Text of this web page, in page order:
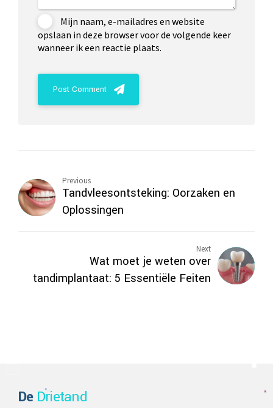
Mijn naam, e-mailadres en website
opslaan in deze browser voor de volgende keer
wanneer ik een reactie plaats.
Post Comment
Previous
Tandvleesontsteking: Oorzaken en
Oplossingen
Next
Wat moet je weten over
tandimplantaat: 5 Essentiële Feiten
DeDrietand